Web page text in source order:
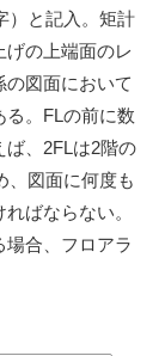
）と記入。矩計
の上端面のレ
図面において
る。FLの前に数
ば、2FLは2階の
、図面に何度も
ばならない。
合、フロアラ